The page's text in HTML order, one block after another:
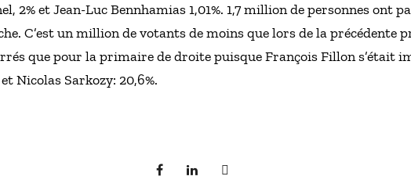
2% et Jean-Luc Bennhamias 1,01%. 1,7 million de personnes ont
C’est un million de votants de moins que lors de la précédente
que pour la primaire de droite puisque François Fillon s’était
Nicolas Sarkozy: 20,6%.